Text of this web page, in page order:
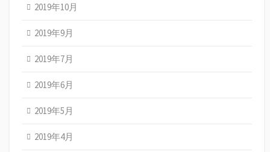
2019年10月
2019年9月
2019年7月
2019年6月
2019年5月
2019年4月